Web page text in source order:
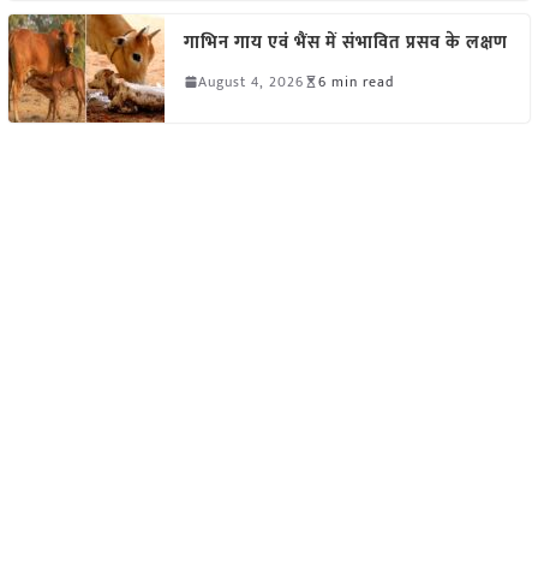
गाभिन गाय एवं भैंस में संभावित प्रसव के लक्षण
August 4, 2026 6 min read